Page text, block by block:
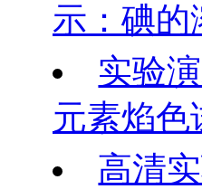
示：碘的
实验
元素焰色
高清